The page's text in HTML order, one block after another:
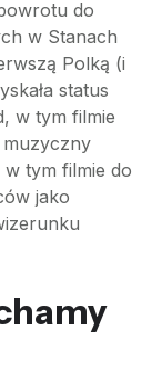
do
w Stanach
Polką (i
status
w tym filmie
muzyczny
w tym filmie do
jako